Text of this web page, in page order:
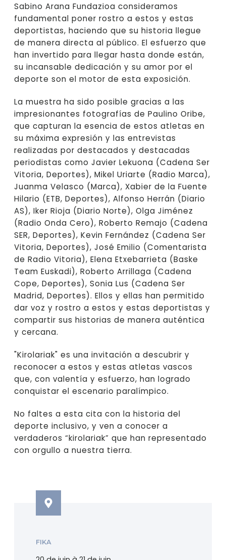
Sabino Arana Fundazioa consideramos
fundamental poner rostro a estos y estas
deportistas, haciendo que su historia llegue
de manera directa al público. El esfuerzo que
han invertido para llegar hasta donde están,
su incansable dedicación y su amor por el
deporte son el motor de esta exposición.
La muestra ha sido posible gracias a las
impresionantes fotografías de Paulino Oribe,
que capturan la esencia de estos atletas en
su máxima expresión y las entrevistas
realizadas por destacados y destacadas
periodistas como Javier Lekuona (Cadena Ser
Vitoria, Deportes), Mikel Uriarte (Radio Marca),
Juanma Velasco (Marca), Xabier de la Fuente
Hilario (ETB, Deportes), Alfonso Herrán (Diario
AS), Iker Rioja (Diario Norte), Olga Jiménez
(Radio Onda Cero), Roberto Remajo (Cadena
SER, Deportes), Kevin Fernández (Cadena Ser
Vitoria, Deportes), José Emilio (Comentarista
de Radio Vitoria), Elena Etxebarrieta (Baske
Team Euskadi), Roberto Arrillaga (Cadena
Cope, Deportes), Sonia Lus (Cadena Ser
Madrid, Deportes). Ellos y ellas han permitido
dar voz y rostro a estos y estas deportistas y
compartir sus historias de manera auténtica
y cercana.
"Kirolariak" es una invitación a descubrir y
reconocer a estos y estas atletas vascos
que, con valentía y esfuerzo, han logrado
conquistar el escenario paralímpico.
No faltes a esta cita con la historia del
deporte inclusivo, y ven a conocer a
verdaderos “kirolariak” que han representado
con orgullo a nuestra tierra.
FIKA